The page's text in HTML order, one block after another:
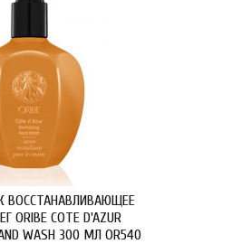
ВОССТАНАВЛИВАЮЩЕЕ
ORIBE COTE D'AZUR
WASH 300 МЛ OR540